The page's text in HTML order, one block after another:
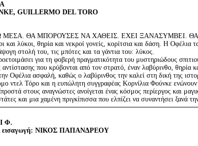
GUILLERMO DEL TORO
ΘΑ ΜΠΟΡΟΥΣΕΣ ΝΑ ΧΑΘΕΙΣ. ΕΧΕΙ ΞΑΝΑΣΥΜΒΕΙ.
λύκοι, θηρία και νεκροί γονείς, κορίτσια και δάση. Η Οφέλια
στολή του, τις μπότες και τα γάντια του: λύκος.
για τη φοβερή πραγματικότητα του μυστηριώδους
που κρύβονται από τον στρατό, έναν λαβύρινθο, θηρία
Οφέλια ασφαλή, καθώς ο λαβύρινθος την καλεί στη δική της
ντελ Τόρο και η ευπώλητη συγγραφέας Κορνίλια Φούνκε
στους αναγνώστες ανοίγεται ένας κόσμος περίεργος και
και μια χαμένη πριγκίπισσα που ελπίζει να συναντήσει ξανά
Φ.
εισαγωγή: ΝΙΚΟΣ ΠΑΠΑΝΔΡΕΟΥ